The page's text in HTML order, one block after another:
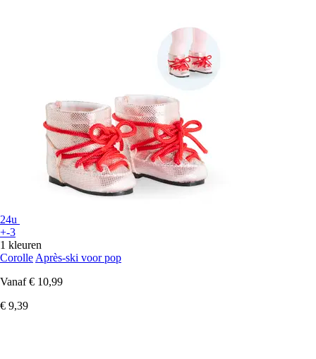
24u
+-3
1 kleuren
Corolle Après-ski voor pop
Vanaf € 10,99
€ 9,39